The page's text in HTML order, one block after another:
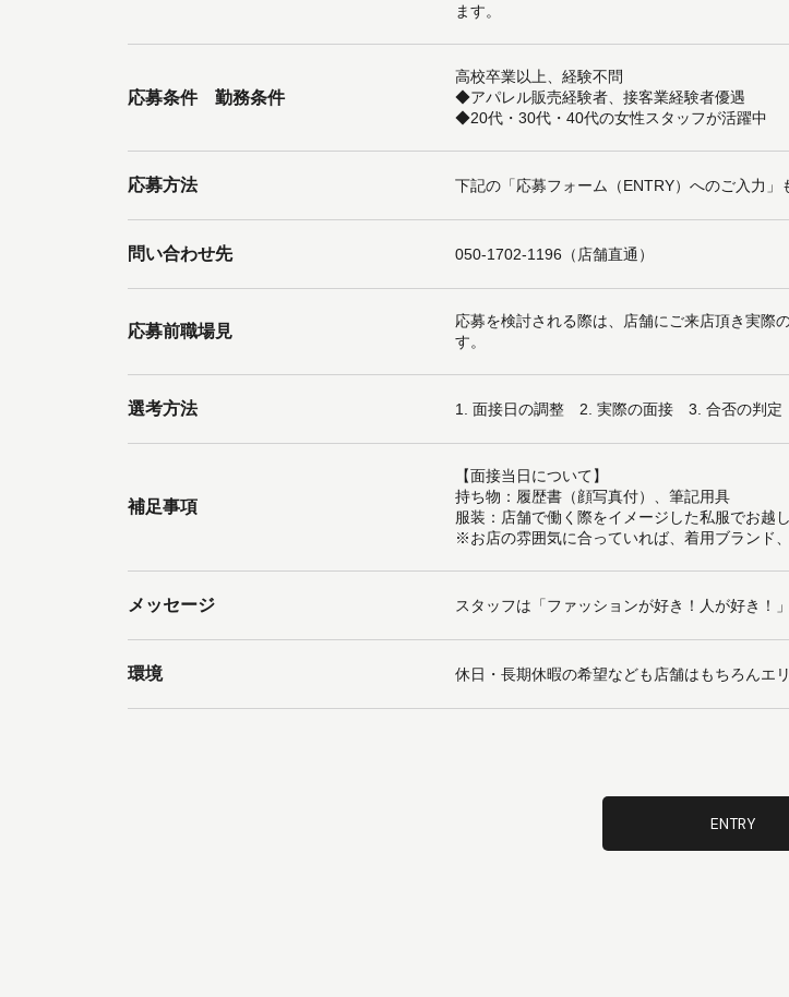
ます。
応募条件 勤務条件
高校卒業以上、経験不問
◆アパレル販売経験者、接客業経験者優遇
◆20代・30代・40代の女性スタッフが活躍中
応募方法 下記の「応募フォーム（ENTRY）へのご入力」
問い合わせ先 050-1702-1196（店舗直通）
応募前職場見
応募を検討される際は、店舗にご来店頂き実際
す。
選考方法 1. 面接日の調整 2. 実際の面接 3. 合否の判定
補足事項
【面接当日について】
持ち物：履歴書（顔写真付）、筆記用具
服装：店舗で働く際をイメージした私服でお越し
※お店の雰囲気に合っていれば、着用ブランド
メッセージ スタッフは「ファッションが好き！人が好き！
環境 休日・長期休暇の希望なども店舗はもちろんエ
ENTRY